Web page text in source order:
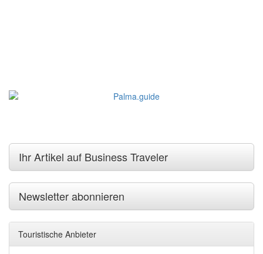
Ihr Artikel auf Business Traveler
Newsletter abonnieren
Touristische Anbieter